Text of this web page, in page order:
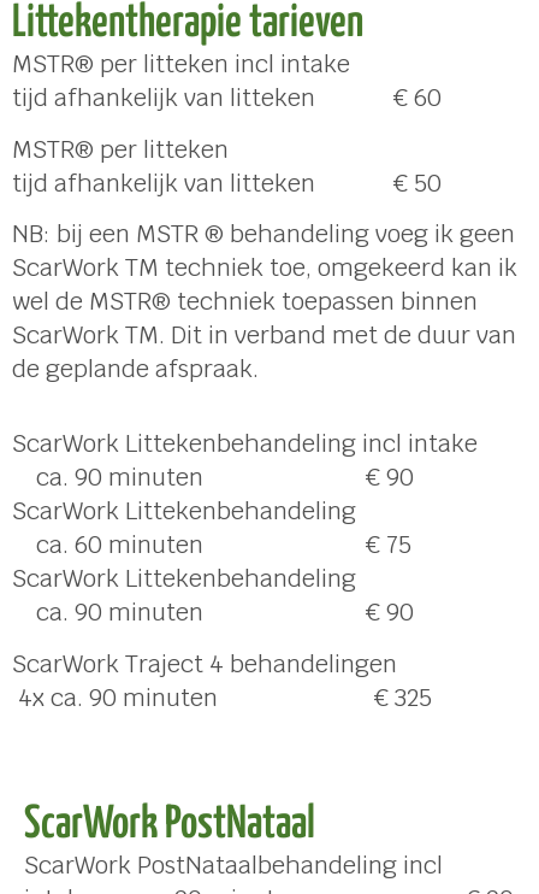
Littekentherapie tarieven
MSTR® per litteken incl intake
tijd afhankelijk van litteken € 60
MSTR® per litteken
tijd afhankelijk van litteken € 50
NB: bij een MSTR ® behandeling voeg ik geen
ScarWork TM techniek toe, omgekeerd kan ik
wel de MSTR® techniek toepassen binnen
ScarWork TM. Dit in verband met de duur van
de geplande afspraak.
ScarWork Littekenbehandeling incl intake
ca. 90 minuten € 90
ScarWork Littekenbehandeling
ca. 60 minuten € 75
ScarWork Littekenbehandeling
ca. 90 minuten € 90
ScarWork Traject 4 behandelingen
4x ca. 90 minuten € 325
ScarWork PostNataal
ScarWork PostNataalbehandeling incl